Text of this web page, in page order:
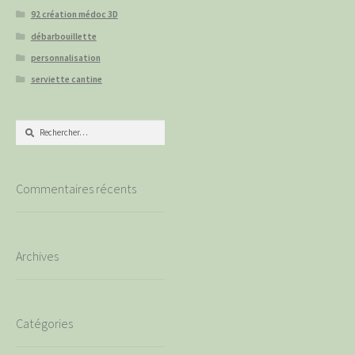
92 création médoc 3D
débarbouillette
personnalisation
serviette cantine
Commentaires récents
Archives
Catégories